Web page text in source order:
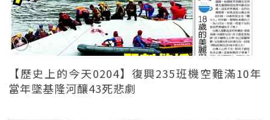
【歷史上的今天0204】復興235班機空難滿10年
當年墜基隆河釀43死悲劇